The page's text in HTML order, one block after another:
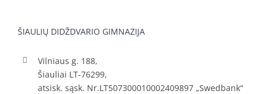
ŠIAULIŲ DIDŽDVARIO GIMNAZIJA
Vilniaus g. 188,
Šiauliai LT-76299,
atsisk. sąsk. Nr.LT507300010002409897 „Swedbank“